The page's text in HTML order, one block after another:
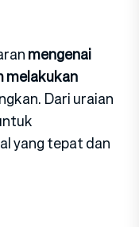
mengenai
melakukan
Dari uraian
yang tepat dan